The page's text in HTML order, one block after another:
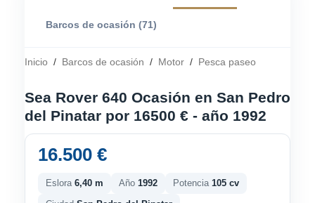
Barcos de ocasión (71)
Inicio / Barcos de ocasión / Motor / Pesca paseo
Sea Rover 640 Ocasión en San Pedro
del Pinatar por 16500 € - año 1992
16.500 €
Eslora 6,40 m Año 1992 Potencia 105 cv